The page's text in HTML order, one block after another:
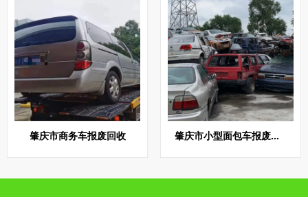
肇庆市商务车报废回收 肇庆市小型面包车报废回收